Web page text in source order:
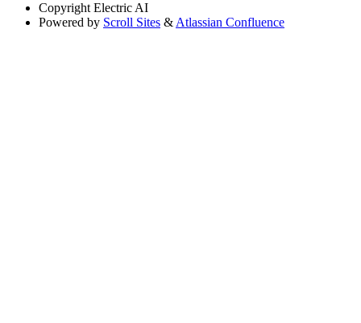
Copyright Electric AI
Powered by Scroll Sites & Atlassian Confluence